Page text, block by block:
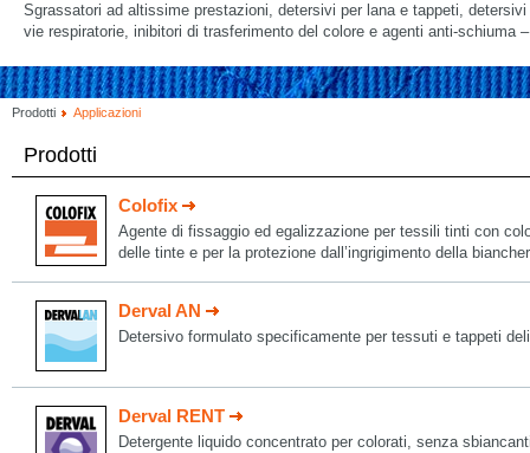
Sgrassatori ad altissime prestazioni, detersivi per lana e tappeti,
vie respiratorie, inibitori di trasferimento del colore e agenti anti-
Prodotti Applicazioni
Prodotti
Colofix
Agente di fissaggio ed egalizzazione per tessili tinti con
delle tinte e per la protezione dall’ingrigimento della
Derval AN
Detersivo formulato specificamente per tessuti e tappeti
Derval RENT
Detergente liquido concentrato per colorati, senza